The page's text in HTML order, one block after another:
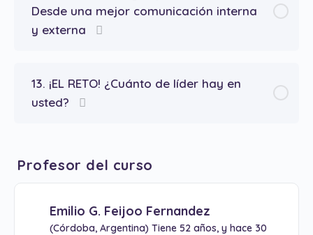
Desde una mejor comunicación interna
y externa
13. ¡EL RETO! ¿Cuánto de líder hay en
usted?
Profesor del curso
Emilio G. Feijoo Fernandez
(Córdoba, Argentina) Tiene 52 años, y hace 30